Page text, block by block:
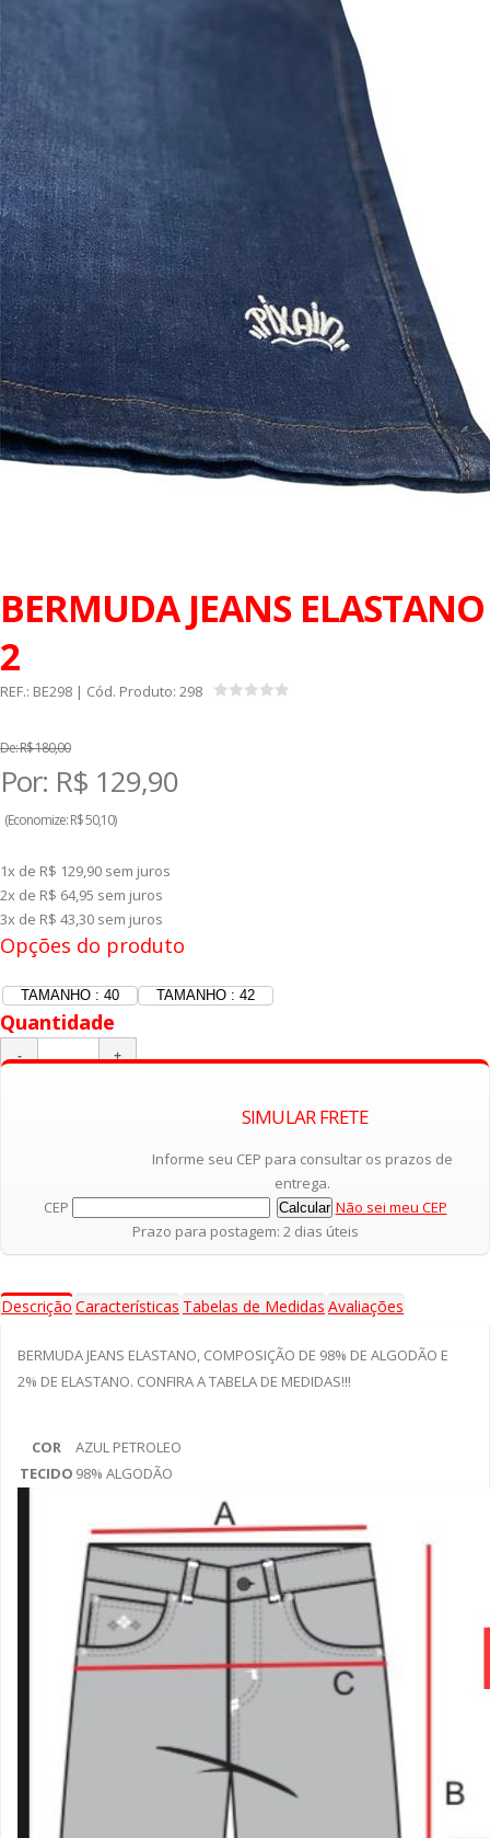
BERMUDA JEANS ELASTANO
2
REF.: BE298 | Cód. Produto: 298
De:R$ 180,00
Por: R$ 129,90
(Economize:R$ 50,10)
1x de R$ 129,90 sem juros
2x de R$ 64,95 sem juros
3x de R$ 43,30 sem juros
Opções do produto
TAMANHO : 40 TAMANHO : 42
Quantidade
SIMULAR FRETE
Informe seu CEP para consultar os prazos de
entrega.
CEP
Não sei meu CEP
Prazo para postagem: 2 dias úteis
Descrição Características Tabelas de Medidas Avaliações
BERMUDA JEANS ELASTANO, COMPOSIÇÃO DE 98% DE ALGODÃO E
2% DE ELASTANO. CONFIRA A TABELA DE MEDIDAS!!!
COR
AZUL PETROLEO
TECIDO 98% ALGODÃO